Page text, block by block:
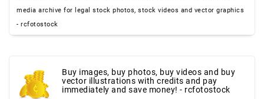
media archive for legal stock photos, stock videos and vector graphics
- rcfotostock
Buy images, buy photos, buy videos and buy
vector illustrations with credits and pay
immediately and save money! - rcfotostock